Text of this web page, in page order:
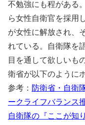
不勉強にも程がある
ら女性自衛官を採用
が女性に解放され、
れている。自衛隊を
目を通して欲しいも
衛省が以下のように
参考： 防衛省・自衛
ークライフバランス
自衛隊の『ここが知